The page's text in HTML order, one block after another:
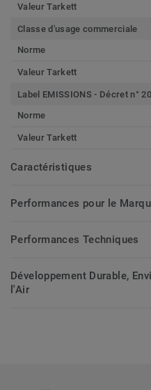
Valeur Tarkett
Classe d'usage commerciale
Norme
Valeur Tarkett
Label EMISSIONS - Décret n°
Norme
Valeur Tarkett
Caractéristiques
Performances pour le
Performances Techniques
Développement Durable,
l'Air